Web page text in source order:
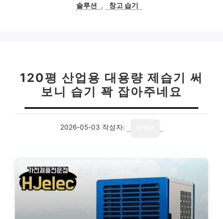
솔루션
, 창고 습기
120평 산업용 대용량 제습기 써
보니 습기 꽉 잡아주네요
2026-05-03 작성자: